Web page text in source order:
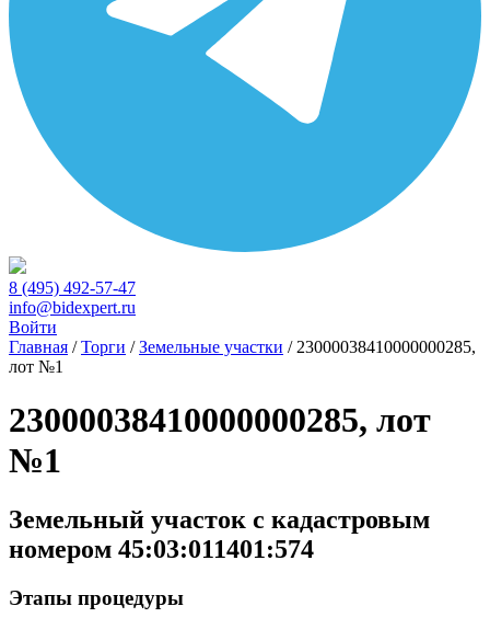
8 (495) 492-57-47
info@bidexpert.ru
Войти
Главная /Торги /Земельные участки / 23000038410000000285,
лот №1
23000038410000000285, лот
№1
Земельный участок с кадастровым
номером 45:03:011401:574
Этапы процедуры